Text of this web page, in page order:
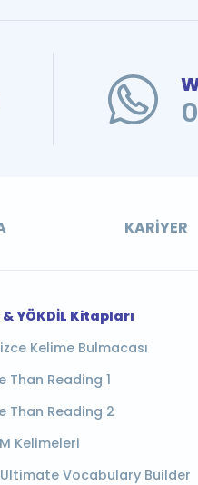
KARIYER
& YÖKDİL Kitapları
Kelime Bulmacası
Than Reading 1
Than Reading 2
Kelimeleri
Vocabulary Builder